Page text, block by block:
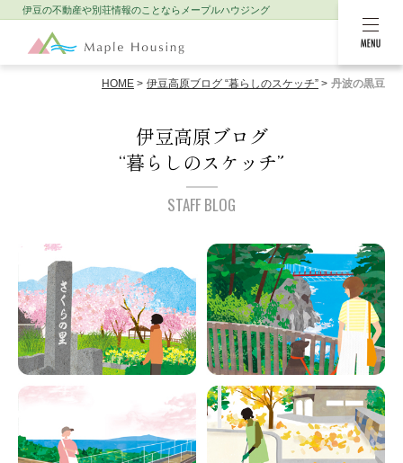
MENU
伊豆の不動産や別荘情報のことなら メープルハウジング
HOME 伊豆高原ブログ “暮らしのスケッチ” 丹波の黒豆
伊豆高原ブログ
“暮らしのスケッチ”
STAFF BLOG